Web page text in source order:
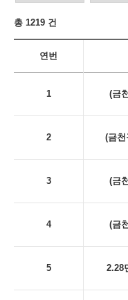
총 1219 건
연번
1 (금
2 (금천
3 (금
4 (금
5 2.28